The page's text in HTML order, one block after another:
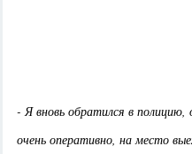
- Я вновь обратился в
очень оперативно, на место